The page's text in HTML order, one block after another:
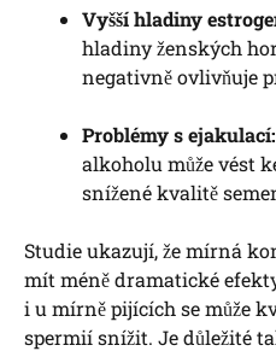
Vyšší hladiny
hladiny ženských
negativně ovlivňuje
Problémy s ejakulací:
alkoholu může vést
snížené kvalitě
Studie ukazují, že mírná
mít méně dramatické
i u mírně pijících se může
spermií snížit. Je důležité